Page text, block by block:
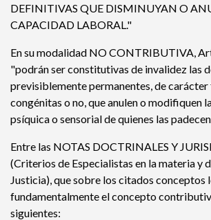
DEFINITIVAS QUE DISMINUYAN O
CAPACIDAD LABORAL."
En su modalidad NO CONTRIBUTIVA,
"podrán ser constitutivas de invalidez las
previsiblemente permanentes, de carácter
congénitas o no, que anulen o modifiquen
psíquica o sensorial de quienes las
Entre las NOTAS DOCTRINALES Y
(Criterios de Especialistas en la materia y
Justicia), que sobre los citados conceptos
fundamentalmente el concepto
siguientes: